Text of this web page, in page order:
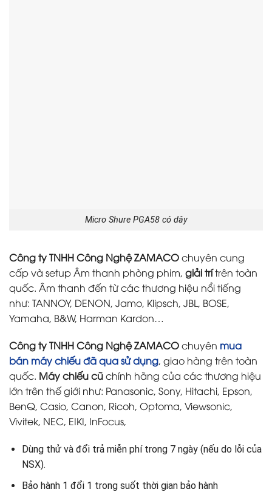
Micro Shure PGA58 có dây
Công ty TNHH Công Nghệ ZAMACOchuyên cung
cấp và setup Âm thanh phòng phim, giải trítrên toàn
quốc. Âm thanh đến từ các thương hiệu nổi tiếng
như: TANNOY, DENON, Jamo, Klipsch, JBL, BOSE,
Yamaha, B&W, Harman Kardon…
Công ty TNHH Công Nghệ ZAMACOchuyên mua
bán máy chiếu đã qua sử dụng, giao hàng trên toàn
quốc. Máy chiếu cũchính hãng của các thương hiệu
lớn trên thế giới như: Panasonic, Sony, Hitachi, Epson,
BenQ, Casio, Canon, Ricoh, Optoma, Viewsonic,
Vivitek, NEC, EIKI, InFocus,
Dùng thử và đổi trả miễn phí trong 7 ngày (nếu do lỗi của
NSX).
Bảo hành 1 đổi 1 trong suốt thời gian bảo hành